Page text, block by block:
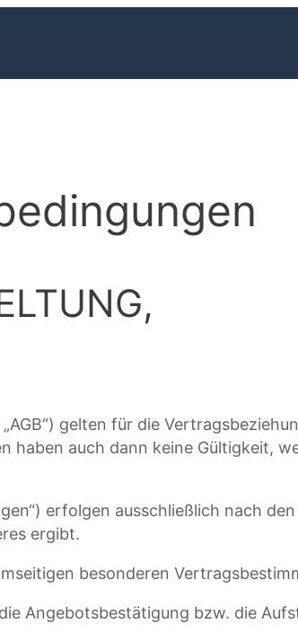
gelten für die
haben auch dann keine Gültigkeit,
erfolgen ausschließlich nach
ergibt.
besonderen
Angebotsbestätigung bzw. die